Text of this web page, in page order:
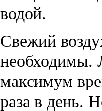
водой.
Свежий
необходимы.
максимум
раза в день.